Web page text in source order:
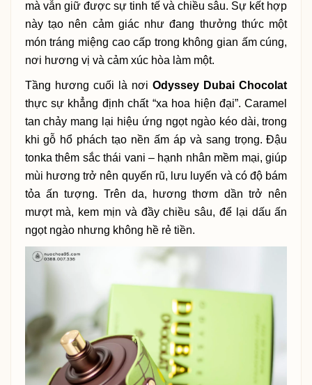
mà vẫn giữ được sự tinh tế và chiều sâu. Sự kết hợp
này tạo nên cảm giác như đang thưởng thức một
món tráng miệng cao cấp trong không gian ấm cúng,
nơi hương vị và cảm xúc hòa làm một.
Tầng hương cuối là nơiOdyssey Dubai Chocolat
thực sự khẳng định chất “xa hoa hiện đại”. Caramel
tan chảy mang lại hiệu ứng ngọt ngào kéo dài, trong
khi gỗ hổ phách tạo nền ấm áp và sang trọng. Đậu
tonka thêm sắc thái vani – hạnh nhân mềm mại, giúp
mùi hương trở nên quyến rũ, lưu luyến và có độ bám
tỏa ấn tượng. Trên da, hương thơm dần trở nên
mượt mà, kem mịn và đầy chiều sâu, để lại dấu ấn
ngọt ngào nhưng không hề rẻ tiền.